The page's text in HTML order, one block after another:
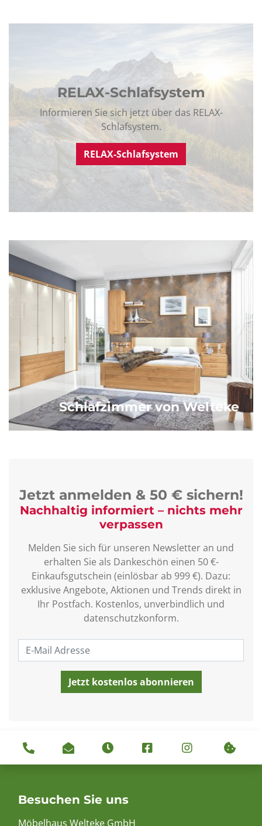
RELAX-Schlafsystem
Informieren Sie sich jetzt über das RELAX-
Schlafsystem.
RELAX-Schlafsystem
Schlafzimmer von Welteke
Jetzt anmelden & 50 € sichern!
Nachhaltig informiert – nichts mehr
verpassen
Melden Sie sich für unseren Newsletter an und
erhalten Sie als Dankeschön einen 50 €-
Einkaufsgutschein (einlösbar ab 999 €). Dazu:
exklusive Angebote, Aktionen und Trends direkt in
Ihr Postfach. Kostenlos, unverbindlich und
datenschutzkonform.
Besuchen Sie uns
Möbelhaus Welteke GmbH